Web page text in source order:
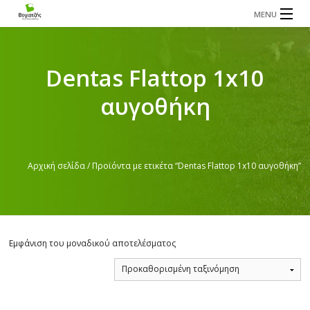
MENU
ΤΑ ΠΡΟΪΟΝΤΑ ΜΑΣ
Dentas Flattop 1x10
αυγοθήκη
Αρχική σελίδα/ Προϊόντα με ετικέτα “Dentas Flattop 1x10 αυγοθήκη”
Εμφάνιση του μοναδικού αποτελέσματος